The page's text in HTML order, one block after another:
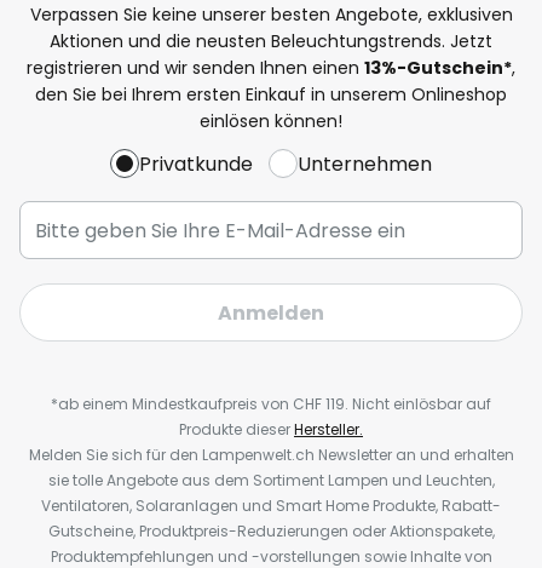
Verpassen Sie keine unserer besten Angebote, exklusiven
Aktionen und die neusten Beleuchtungstrends. Jetzt
registrieren und wir senden Ihnen einen 13%-Gutschein*,
den Sie bei Ihrem ersten Einkauf in unserem Onlineshop
einlösen können!
Privatkunde Unternehmen
Anmelden
*ab einem Mindestkaufpreis von CHF 119. Nicht einlösbar auf
Produkte dieserHersteller.
Melden Sie sich für den Lampenwelt.ch Newsletter an und erhalten
sie tolle Angebote aus dem Sortiment Lampen und Leuchten,
Ventilatoren, Solaranlagen und Smart Home Produkte, Rabatt-
Gutscheine, Produktpreis-Reduzierungen oder Aktionspakete,
Produktempfehlungen und -vorstellungen sowie Inhalte von